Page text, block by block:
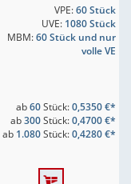
VPE:60 Stück
UVE: 1080 Stück
MBM:60 Stück und nur
volle VE
ab60Stück:0,5350 €*
ab300Stück:0,4700 €*
ab 1.080Stück:0,4280 €*